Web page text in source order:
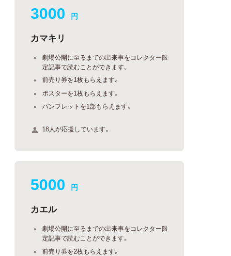
3000 円
カマキリ
劇場公開に至るまでの出来事をコレクター限
定記事で読むことができます。
前売り券を1枚もらえます。
ポスターを1枚もらえます。
パンフレットを1部もらえます。
18人が応援しています。
5000 円
カエル
劇場公開に至るまでの出来事をコレクター限
定記事で読むことができます。
前売り券を2枚もらえます。